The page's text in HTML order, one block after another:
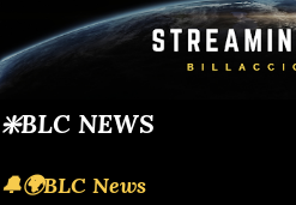
❇️BLC NEWS
🔔🌍BLC News